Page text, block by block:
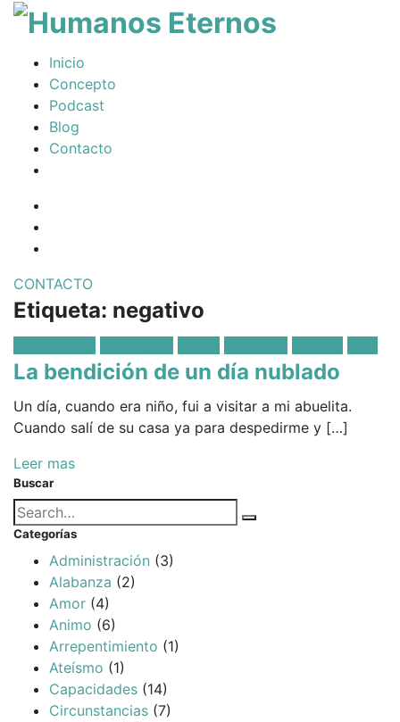
Somos
humanos,
pero
Dios
nos
creó
mucho
mas
Inicio
Concepto
Podcast
Blog
Contacto
CONTACTO
Etiqueta: negativo
in:
La bendición de un día nublado
Un día, cuando era niño, fui a visitar a mi abuelita.
Cuando salí de su casa ya para despedirme y […]
Leer mas
Buscar
Búsqueda
para:
Categorías
Administración (3)
Alabanza (2)
Amor (4)
Animo (6)
Arrepentimiento (1)
Ateísmo (1)
Capacidades (14)
Circunstancias (7)